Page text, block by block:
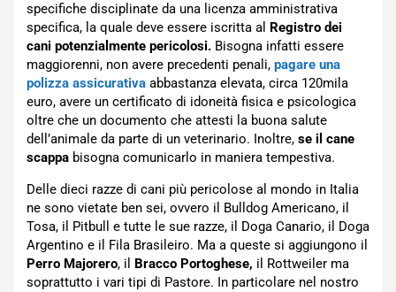
specifiche disciplinate da una licenza amministrativa
specifica, la quale deve essere iscritta al
Registro dei
cani potenzialmente pericolosi. Bisogna infatti essere
maggiorenni, non avere precedenti penali, pagare una
polizza assicurativa abbastanza elevata, circa 120mila
euro, avere un certificato di idoneità fisica e psicologica
oltre che un documento che attesti la buona salute
dell’animale da parte di un veterinario. Inoltre, se il cane
scappa bisogna comunicarlo in maniera tempestiva.
Delle dieci razze di cani più pericolose al mondo in Italia
ne sono vietate ben sei, ovvero il Bulldog Americano, il
Tosa, il Pitbull e tutte le sue razze, il Doga Canario, il Doga
Argentino e il Fila Brasileiro. Ma a queste si aggiungono il
Perro Majorero, il Bracco Portoghese, il Rottweiler ma
soprattutto i vari tipi di Pastore. In particolare nel nostro